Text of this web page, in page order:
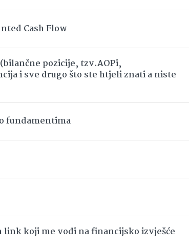
Cash Flow
pozicije, tzv.AOPi,
i sve drugo što ste htjeli znati a niste
fundamentima
link koji me vodi na financijsko izvješće